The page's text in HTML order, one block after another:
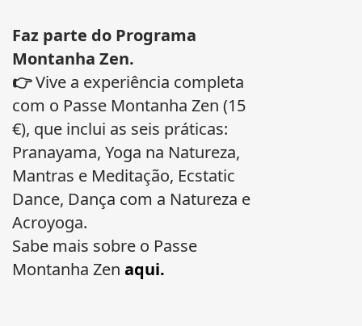
Faz parte do Programa
Montanha Zen.
👉Vive a experiência completa
com o Passe Montanha Zen (15
€), que inclui as seis práticas:
Pranayama, Yoga na Natureza,
Mantras e Meditação, Ecstatic
Dance, Dança com a Natureza e
Acroyoga.
Sabe mais sobre o Passe
Montanha Zen aqui.